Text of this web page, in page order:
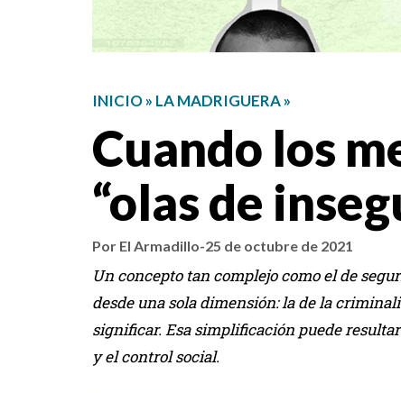
INICIO» LA MADRIGUERA»
Cuando los
“olas de
Por El Armadillo-25 de octubre de 2021
Un concepto tan complejo como el de
desde una sola dimensión: la de la
significar. Esa simplificación puede
y el control social.